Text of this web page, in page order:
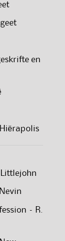
en
Littlejohn
– R.